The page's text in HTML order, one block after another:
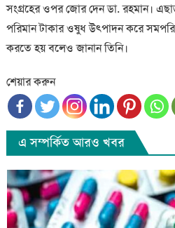
সংগ্রহের ওপর জোর দেন ডা. রহমান।
পরিমান টাকার ওষুধ উৎপাদন করে
করতে হয় বলেও জানান তিনি।
শেয়ার করুন
এ সম্পর্কিত আরও খবর